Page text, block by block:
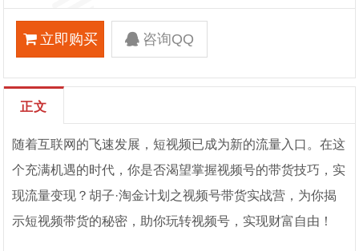
立即购买 咨询QQ
正文
随着互联网的飞速发展，短视频已成为新的流量入口。在这
个充满机遇的时代，你是否渴望掌握视频号的带货技巧，实
现流量变现？胡子·淘金计划之视频号带货实战营，为你揭
示短视频带货的秘密，助你玩转视频号，实现财富自由！